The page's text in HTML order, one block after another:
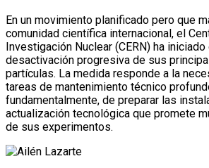
En un movimiento planificado pero que
comunidad científica internacional, el
Investigación Nuclear (CERN) ha
desactivación progresiva de sus
partículas. La medida responde a la
tareas de mantenimiento técnico
fundamentalmente, de preparar las
actualización tecnológica que promete
de sus experimentos.